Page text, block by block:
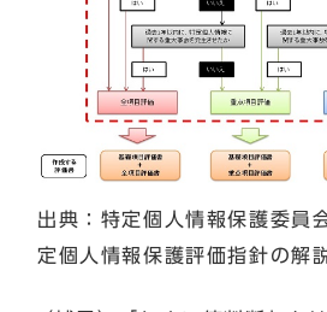
出典：特定個人情報保護委員
定個人情報保護評価指針の解